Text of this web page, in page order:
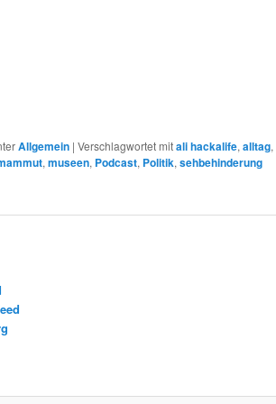
Allgemein | Verschlagwortet mitali hackalife,alltag,
,museen, Podcast, Politik,sehbehinderung